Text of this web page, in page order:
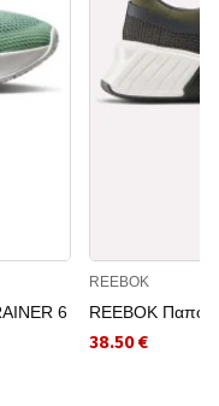
6
REEBOK
REEBOK
38.50 €